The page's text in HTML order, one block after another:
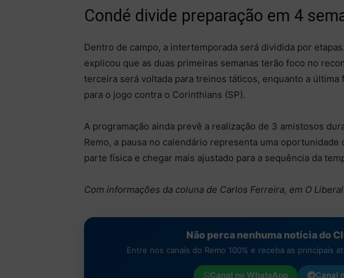
Condé divide preparação em 4
Dentro de campo, a intertemporada será dividida por
explicou que as duas primeiras semanas terão foco no
terceira será voltada para treinos táticos, enquanto a
para o jogo contra o Corinthians (SP).
A programação ainda prevê a realização de 3 amistosos
Remo, a pausa no calendário representa uma
parte física e chegar mais ajustado para a sequência da
Com informações da coluna de Carlos Ferreira, em O Liberal.
Não perca nenhuma notícia do
Entre nos canais do Remo 100% e receba as principais
Canal noWhatsApp Canal